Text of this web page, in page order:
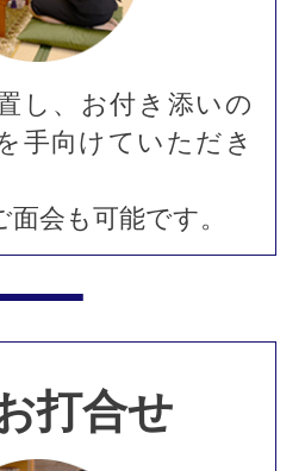
し、お付き添いの
手向けていただき
会も可能です。
打合せ